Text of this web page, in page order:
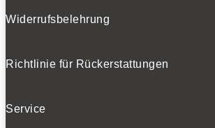
Widerrufsbelehrung
Richtlinie für Rückerstattungen
Service